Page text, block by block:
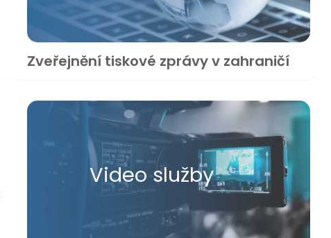
Zveřejnění tiskové zprávy v zahraničí
Video služby